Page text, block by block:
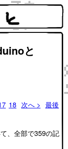
と
18 次へ > 最後
、全部で359の記